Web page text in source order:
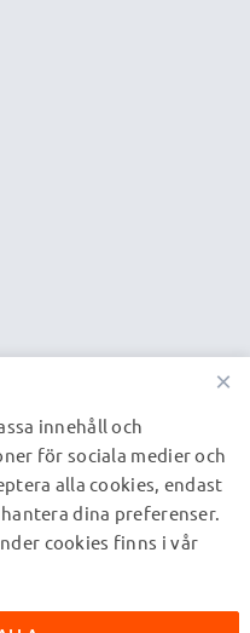
fraktkostnader.
och anges på våra
×
innehåll och
för sociala medier och
alla cookies, endast
dina preferenser.
cookies finns i vår